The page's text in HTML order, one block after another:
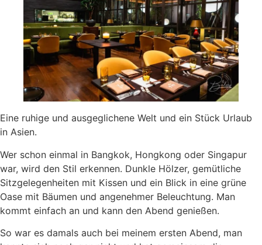
Eine ruhige und ausgeglichene Welt und ein Stück Urlaub
in Asien.
Wer schon einmal in Bangkok, Hongkong oder Singapur
war, wird den Stil erkennen. Dunkle Hölzer, gemütliche
Sitzgelegenheiten mit Kissen und ein Blick in eine grüne
Oase mit Bäumen und angenehmer Beleuchtung. Man
kommt einfach an und kann den Abend genießen.
So war es damals auch bei meinem ersten Abend, man